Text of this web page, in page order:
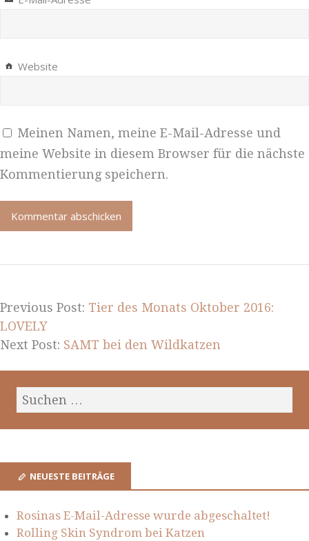
Website
Meinen Namen, meine E-Mail-Adresse und
meine Website in diesem Browser für die nächste
Kommentierung speichern.
Previous Post: Tier des Monats Oktober 2016:
LOVELY
Next Post: SAMT bei den Wildkatzen
NEUESTE BEITRÄGE
Rosinas E-Mail-Adresse wurde abgeschaltet!
Rolling Skin Syndrom bei Katzen